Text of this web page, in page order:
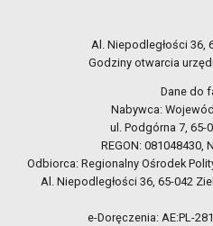
Al. Niepodległości 36,
Godziny otwarcia
Dane do
Nabywca:
ul. Podgórna 7, 65-
REGON: 081048430,
Odbiorca: Regionalny Ośrodek
Al. Niepodległości 36, 65-042
e-Doręczenia: AE:PL-